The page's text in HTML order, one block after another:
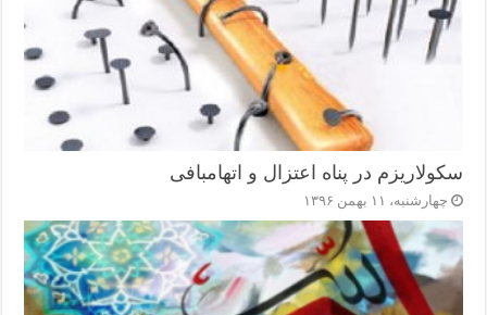
سکولاریزم در پناه اعتزال و اتهام‎بافی
چهارشنبه، ۱۱ بهمن ۱۳۹۶